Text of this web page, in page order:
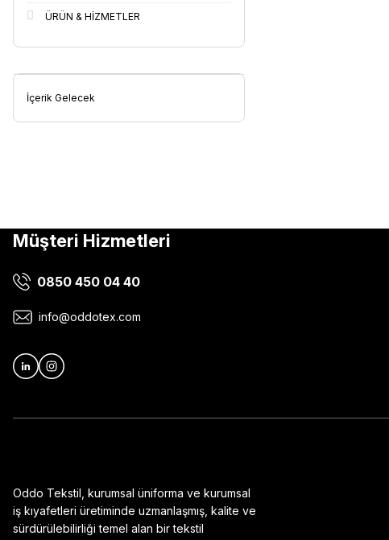
ÜRÜN & HİZMETLER
İçerik Gelecek
Müşteri Hizmetleri
0850 450 04 40
info@oddotex.com
Oddo Tekstil, kurumsal üniforma ve kurumsal
iş kıyafetleri üretiminde uzmanlaşmış, kalite ve
sürdürülebilirliği temel alan bir tekstil